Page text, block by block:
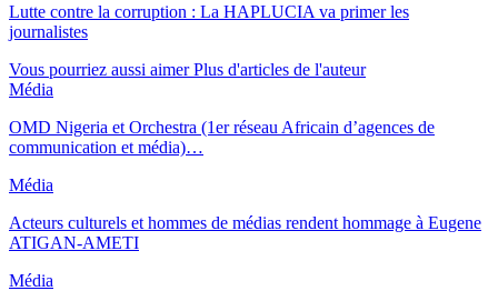
Lutte contre la corruption : La HAPLUCIA va primer les
journalistes
Vous pourriez aussi aimer Plus d'articles de l'auteur
Média
OMD Nigeria et Orchestra (1er réseau Africain d’agences de
communication et média)…
Média
Acteurs culturels et hommes de médias rendent hommage à Eugene
ATIGAN-AMETI
Média